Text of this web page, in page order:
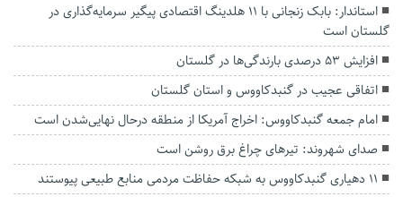
استاندار: بابک زنجانی با ۱۱ هلدینگ اقتصادی پیگیر سرمایه‌گذاری در
گلستان است
افزایش ۵۳ درصدی بارندگی‌ها در گلستان
اتفاقی عجیب در‌ گنبدکاووس و استان گلستان
امام جمعه گنبدکاووس: اخراج آمریکا از منطقه درحال نهایی‌شدن است
صدای شهروند: تیرهای چراغ برق روشن است
۱۱ دهیاری گنبدکاووس به شبکه حفاظت مردمی منابع طبیعی پیوستند